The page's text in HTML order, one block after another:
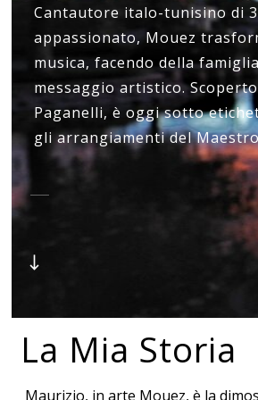
Cantautore italo-tunisino di
appassionato, Mouez
musica, facendo della
messaggio artistico.
Paganelli, è oggi sotto
gli arrangiamenti del
La Mia Storia
Maurizio, in arte Mouez, è la